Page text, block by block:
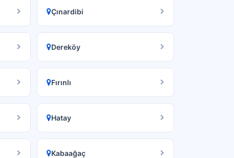
Çınardibi
Dereköy
Fırınlı
Hatay
Kabaağaç